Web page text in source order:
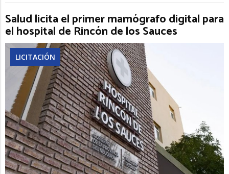
Salud licita el primer mamógrafo digital para
el hospital de Rincón de los Sauces
LICITACIÓN